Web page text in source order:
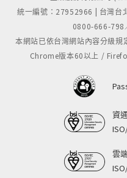
統一編號：27952966 | 台灣台
0800-666-798
本網站已依台灣網站內容分級
Chrome版本60以上 /
資
雲